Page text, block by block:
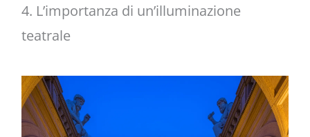
4. L’importanza di un’illuminazione
teatrale